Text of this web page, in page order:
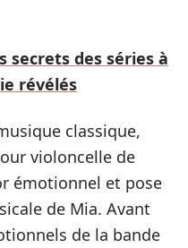
secrets des séries à
révélés
classique,
violoncelle de
émotionnel et pose
de Mia. Avant
de la bande